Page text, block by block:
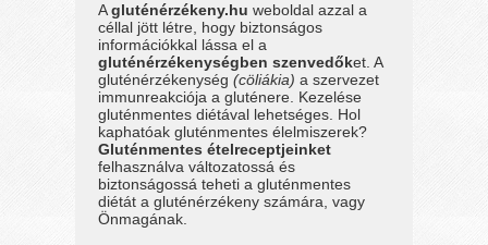
Agluténérzékeny.hu weboldal azzal a
céllal jött létre, hogy biztonságos
információkkal lássa el a
gluténérzékenységben szenvedőket. A
gluténérzékenység(cöliákia) a szervezet
immunreakciója a gluténere. Kezelése
gluténmentes diétával lehetséges. Hol
kaphatóak gluténmentes élelmiszerek?
Gluténmentes ételreceptjeinket
felhasználva változatossá és
biztonságossá teheti a gluténmentes
diétát a gluténérzékeny számára, vagy
Önmagának.